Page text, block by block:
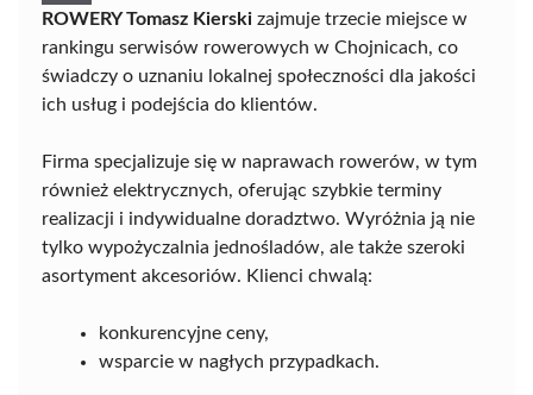
ROWERY Tomasz Kierski zajmuje trzecie miejsce w
rankingu serwisów rowerowych w Chojnicach, co
świadczy o uznaniu lokalnej społeczności dla jakości
ich usług i podejścia do klientów.
Firma specjalizuje się w naprawach rowerów, w tym
również elektrycznych, oferując szybkie terminy
realizacji i indywidualne doradztwo. Wyróżnia ją nie
tylko wypożyczalnia jednośladów, ale także szeroki
asortyment akcesoriów. Klienci chwalą:
konkurencyjne ceny,
wsparcie w nagłych przypadkach.